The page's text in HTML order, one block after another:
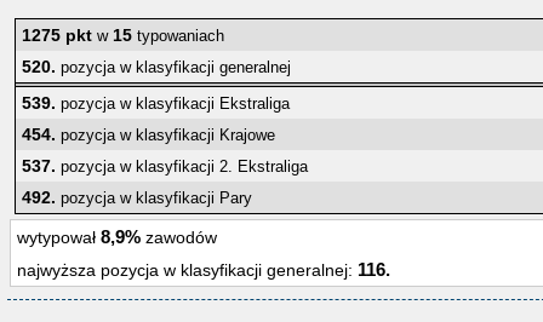
1275 pkt w 15 typowaniach
520. pozycja w klasyfikacji generalnej
539. pozycja w klasyfikacji Ekstraliga
454. pozycja w klasyfikacji Krajowe
537. pozycja w klasyfikacji 2. Ekstraliga
492. pozycja w klasyfikacji Pary
wytypował 8,9% zawodów
najwyższa pozycja w klasyfikacji generalnej: 116.